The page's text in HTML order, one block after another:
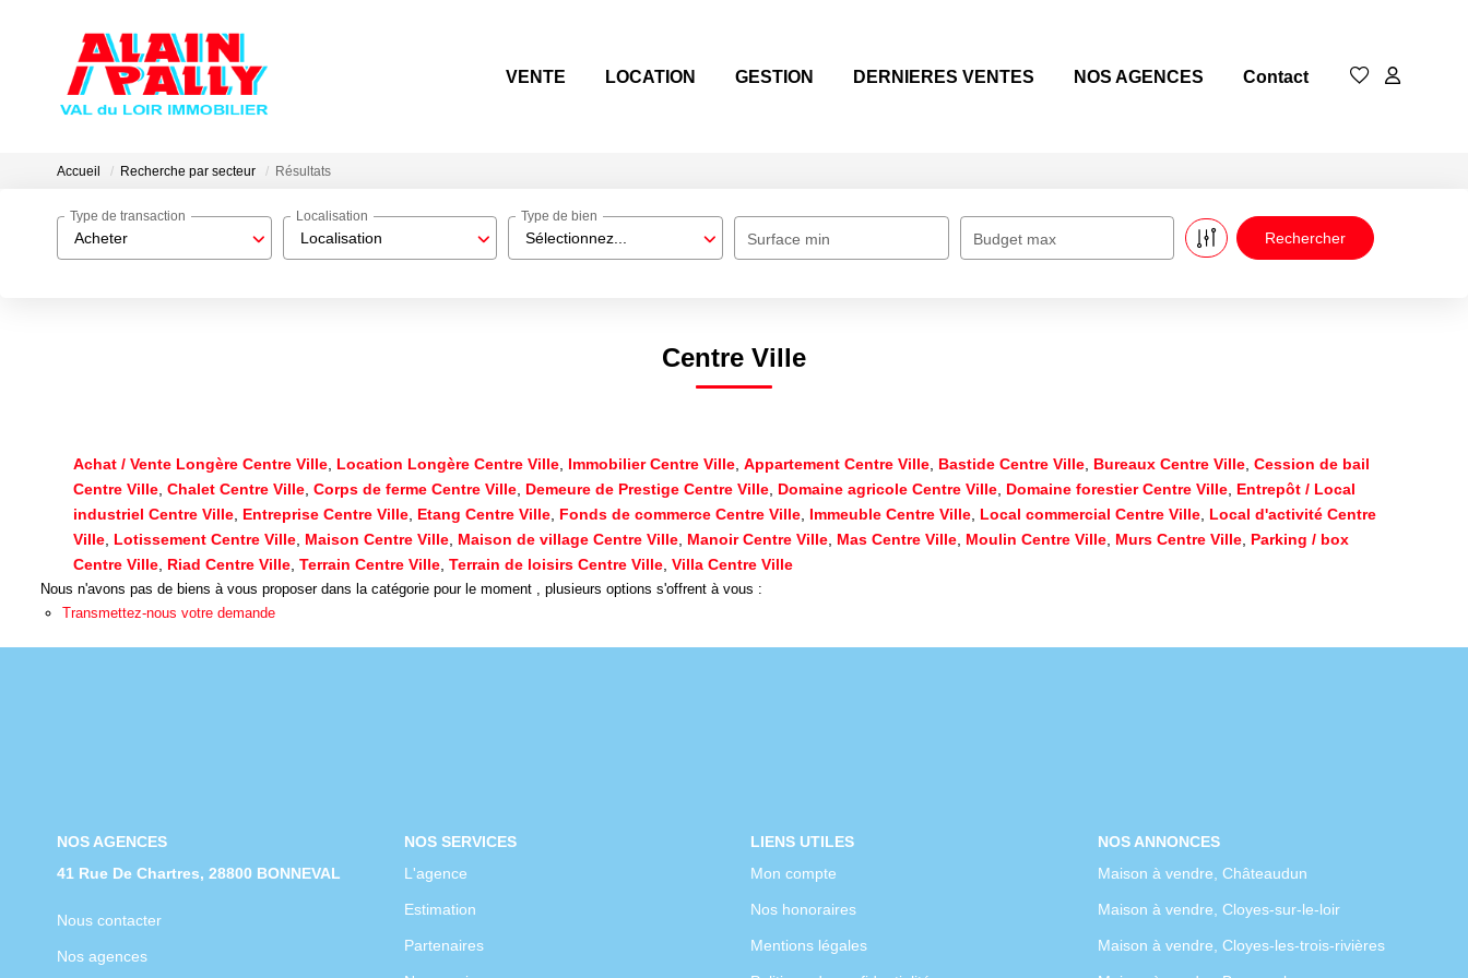
VENTE LOCATION GESTION DERNIERES VENTES NOS AGENCES Contact
Accueil Recherche par secteur Résultats
Acheter
Type de transaction
Localisation
Localisation
Sélectionnez...
Type de bien
Surface min Budget max
Centre Ville
Achat / Vente Longère Centre Ville Location Longère Centre Ville Immobilier Centre Ville Appartement Centre Ville Bastide Centre Ville Bureaux Centre Ville Cession de bail
Centre Ville Chalet Centre Ville Corps de ferme Centre Ville Demeure de Prestige Centre Ville Domaine agricole Centre Ville Domaine forestier Centre Ville Entrepôt / Local
industriel Centre Ville Entreprise Centre Ville Etang Centre Ville Fonds de commerce Centre Ville Immeuble Centre Ville Local commercial Centre Ville Local d'activité Centre
Ville Lotissement Centre Ville Maison Centre Ville Maison de village Centre Ville Manoir Centre Ville Mas Centre Ville Moulin Centre Ville Murs Centre Ville Parking / box
Centre Ville Riad Centre Ville Terrain Centre Ville Terrain de loisirs Centre Ville Villa Centre Ville
Nous n'avons pas de biens à vous proposer dans la catégorie pour le moment , plusieurs options s'offrent à vous :
Transmettez-nous votre demande
NOS AGENCES
41 Rue De Chartres, 28800 BONNEVAL
Nous contacter
Nos agences
NOS SERVICES
L'agence
Estimation
Partenaires
LIENS UTILES
Mon compte
Nos honoraires
Mentions légales
NOS ANNONCES
Maison à vendre, Châteaudun
Maison à vendre, Cloyes-sur-le-loir
Maison à vendre, Cloyes-les-trois-rivières